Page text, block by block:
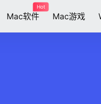
Mac软件
Hot
Mac游戏